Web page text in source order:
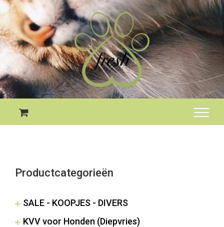
Skip
content
Productcategorieën
SALE - KOOPJES - DIVERS
KVV voor Honden (Diepvries)